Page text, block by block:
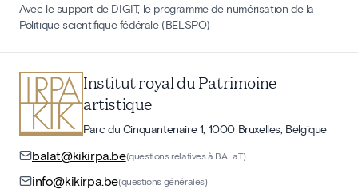
Avec le support de DIGIT, le programme de numérisation de la
Politique scientifique fédérale (BELSPO)
Institut royal du Patrimoine
artistique
Parc du Cinquantenaire 1, 1000 Bruxelles, Belgique
balat@kikirpa.be(questions relatives à BALaT)
info@kikirpa.be(questions générales)